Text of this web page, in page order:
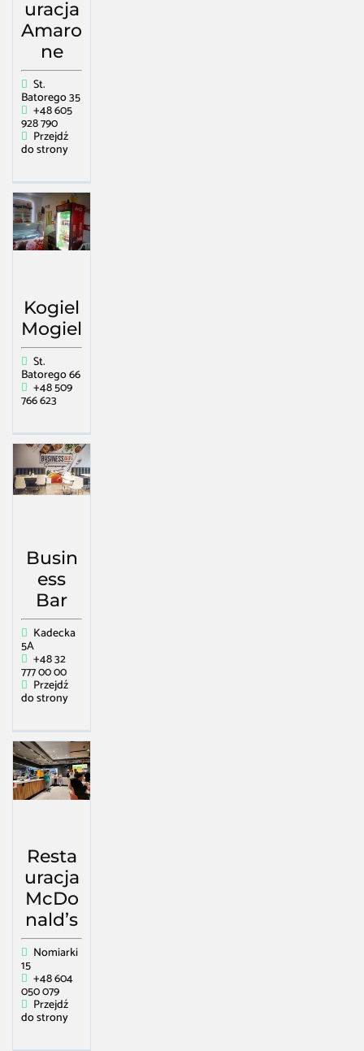
uracja
Amaro
ne
St.
Batorego 35
+48 605
928 790
Przejdź
do strony
Kogiel
Mogiel
St.
Batorego 66
+48 509
766 623
Busin
ess
Bar
Kadecka
5A
+48 32
777 00 00
Przejdź
do strony
Resta
uracja
McDo
nald’s
Nomiarki
15
+48 604
050 079
Przejdź
do strony